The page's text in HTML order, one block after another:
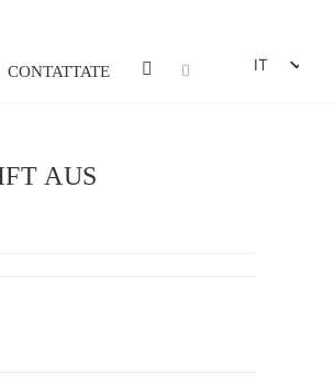
CONTATTATE
IT
AUS